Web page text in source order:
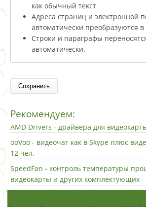
как обычный текст
Адреса страниц и электронной
автоматически преобразуются в
Строки и параграфы
автоматически.
Рекомендуем:
AMD Drivers - драйвера для
ooVoo - видеочат как в Skype плюс
12 чел.
SpeedFan - контроль температуры
видеокарты и других комплектующих